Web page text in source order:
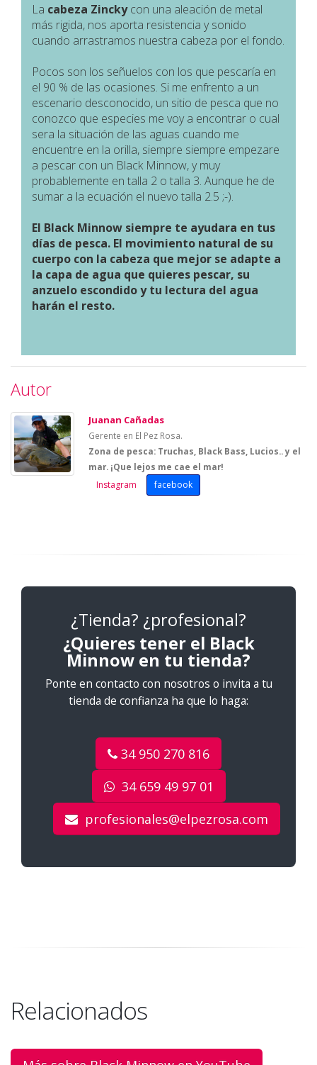
La cabeza Zinckycon una aleación de metal
más rigida, nos aporta resistencia y sonido
cuando arrastramos nuestra cabeza por el fondo.
Pocos son los señuelos con los que pescaría en
el 90 % de las ocasiones. Si me enfrento a un
escenario desconocido, un sitio de pesca que no
conozco que especies me voy a encontrar o cual
sera la situación de las aguas cuando me
encuentre en la orilla, siempre siempre empezare
a pescar con un Black Minnow, y muy
probablemente en talla 2 o talla 3. Aunque he de
sumar a la ecuación el nuevo talla 2.5 ;-).
El Black Minnow siempre te ayudara en tus
días de pesca. El movimiento natural de su
cuerpo con la cabeza que mejor se adapte a
la capa de agua que quieres pescar, su
anzuelo escondido y tu lectura del agua
harán el resto.
Autor
Juanan Cañadas
Gerente en El Pez Rosa.
Zona de pesca: Truchas, Black Bass, Lucios.. y el
mar. ¡Que lejos me cae el mar!
Instagram facebook
¿Tienda? ¿profesional?
¿Quieres tener el Black
Minnow en tu tienda?
Ponte en contacto con nosotros o invita a tu
tienda de confianza ha que lo haga:
34 950 270 816
34 659 49 97 01
profesionales@elpezrosa.com
Relacionados